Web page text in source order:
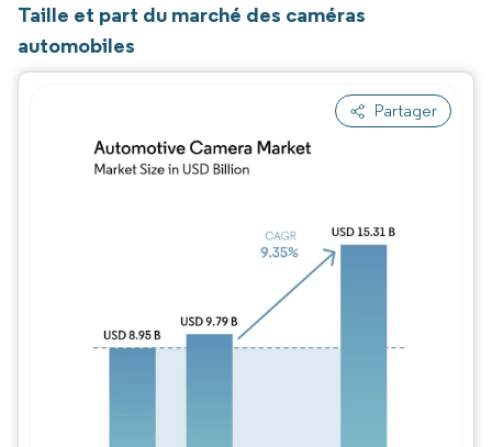
Taille et part du marché des caméras
automobiles
Partager